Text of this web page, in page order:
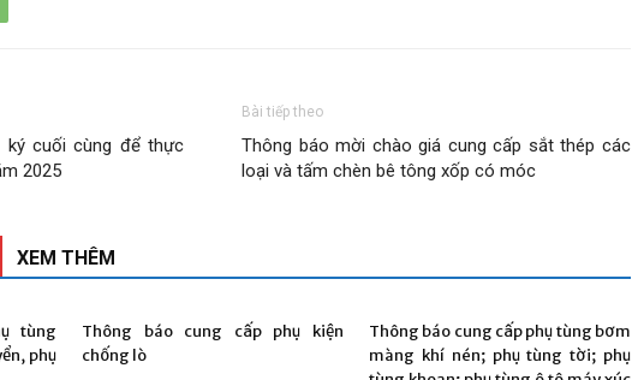
ký cuối cùng để thực
2025
Bài tiếp theo
Thông báo mời chào giá cung cấp sắt thép các
loại và tấm chèn bê tông xốp có móc
XEM THÊM
tùng
phụ
Thông báo cung cấp phụ kiện
chống lò
Thông báo cung cấp phụ tùng bơm
màng khí nén; phụ tùng tời; phụ